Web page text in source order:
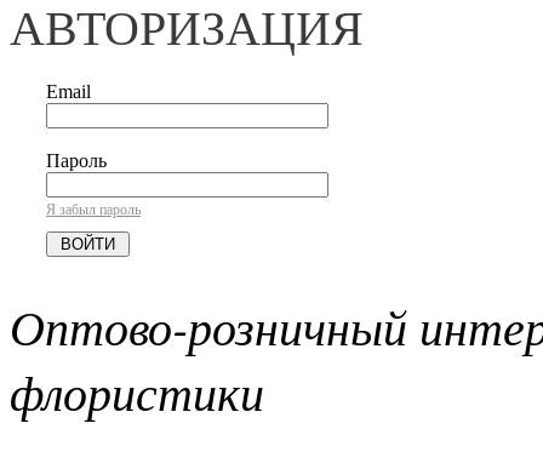
АВТОРИЗАЦИЯ
Email
Пароль
Я забыл пароль
Оптово-розничный
флористики